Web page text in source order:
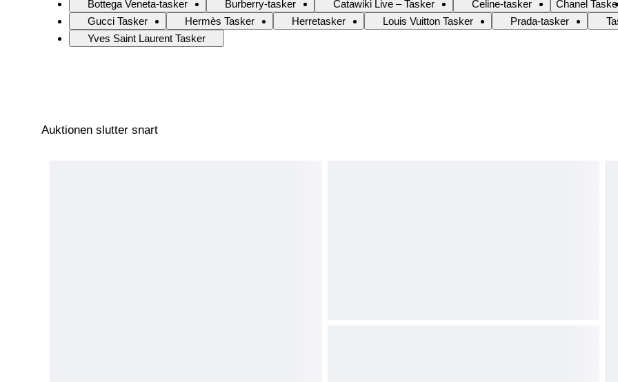
Bottega Veneta-tasker Burberry-tasker Catawiki Live – Tasker Celine-tasker Chanel
Gucci Tasker
Hermès Tasker Herretasker Louis Vuitton Tasker Prada-tasker
Yves Saint Laurent Tasker
Auktionen slutter snart